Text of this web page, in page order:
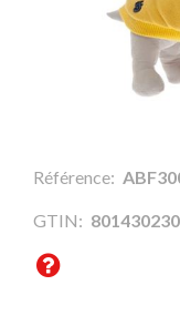
Référence:
GTIN: